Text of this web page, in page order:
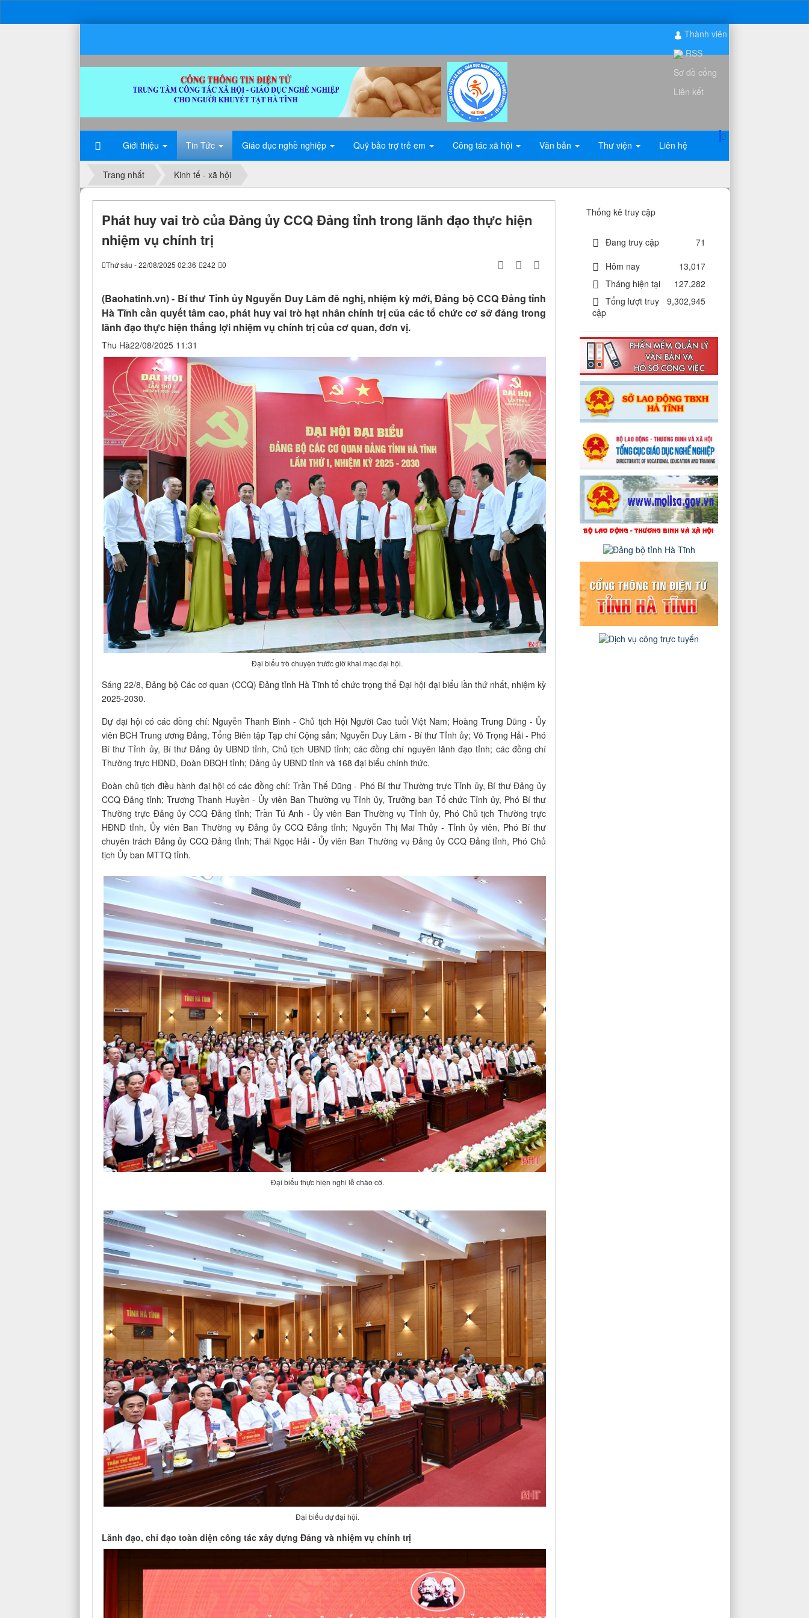
Giới thiệu Tin Tức Giáo dục nghề nghiệp Quỹ bảo trợ trẻ em Công tác xã hội Văn bản Thư viện Liên hệ
Thành viên
RSS
Sơ đồ cổng
Liên kết
Trang nhất Kinh tế - xã hội
Phát huy vai trò của Đảng ủy CCQ Đảng tỉnh trong lãnh đạo thực hiện
nhiệm vụ chính trị
Thứ sáu - 22/08/2025 02:36 242 0
(Baohatinh.vn) - Bí thư Tỉnh ủy Nguyễn Duy Lâm đề nghị, nhiệm kỳ mới, Đảng bộ CCQ Đảng tỉnh
Hà Tĩnh cần quyết tâm cao, phát huy vai trò hạt nhân chính trị của các tổ chức cơ sở đảng trong
lãnh đạo thực hiện thắng lợi nhiệm vụ chính trị của cơ quan, đơn vị.
Thu Hà22/08/2025 11:31
Đại biểu trò chuyện trước giờ khai mạc đại hội.
Sáng 22/8, Đảng bộ Các cơ quan (CCQ) Đảng tỉnh Hà Tĩnh tổ chức trọng thể Đại hội đại biểu lần thứ nhất, nhiệm kỳ
2025-2030.
Dự đại hội có các đồng chí: Nguyễn Thanh Bình - Chủ tịch Hội Người Cao tuổi Việt Nam; Hoàng Trung Dũng - Ủy
viên BCH Trung ương Đảng, Tổng Biên tập Tạp chí Cộng sản; Nguyễn Duy Lâm - Bí thư Tỉnh ủy; Võ Trọng Hải - Phó
Bí thư Tỉnh ủy, Bí thư Đảng ủy UBND tỉnh, Chủ tịch UBND tỉnh; các đồng chí nguyên lãnh đạo tỉnh; các đồng chí
Thường trực HĐND, Đoàn ĐBQH tỉnh; Đảng ủy UBND tỉnh và 168 đại biểu chính thức.
Đoàn chủ tịch điều hành đại hội có các đồng chí: Trần Thế Dũng - Phó Bí thư Thường trực Tỉnh ủy, Bí thư Đảng ủy
CCQ Đảng tỉnh; Trương Thanh Huyền - Ủy viên Ban Thường vụ Tỉnh ủy, Trưởng ban Tổ chức Tỉnh ủy, Phó Bí thư
Thường trực Đảng ủy CCQ Đảng tỉnh; Trần Tú Anh - Ủy viên Ban Thường vụ Tỉnh ủy, Phó Chủ tịch Thường trực
HĐND tỉnh, Ủy viên Ban Thường vụ Đảng ủy CCQ Đảng tỉnh; Nguyễn Thị Mai Thủy - Tỉnh ủy viên, Phó Bí thư
chuyên trách Đảng ủy CCQ Đảng tỉnh; Thái Ngọc Hải - Ủy viên Ban Thường vụ Đảng ủy CCQ Đảng tỉnh, Phó Chủ
tịch Ủy ban MTTQ tỉnh.
Đại biểu thực hiện nghi lễ chào cờ.
Đại biểu dự đại hội.
Lãnh đạo, chỉ đạo toàn diện công tác xây dựng Đảng và nhiệm vụ chính trị
Thống kê truy cập
Đang truy cập
71
Hôm nay
13,017
Tháng hiện tại
127,282
Tổng lượt truy
cập
9,302,945